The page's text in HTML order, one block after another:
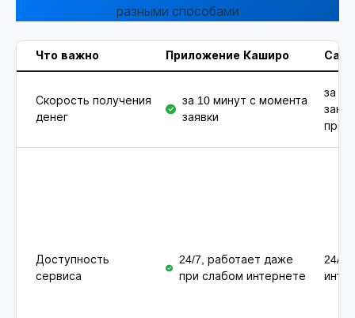
разными способами
Что важно Приложение Каширо
Скорость получения
денег
за 10 минут с момента
заявки
за
при
Доступность
сервиса
24/7, работает даже
при слабом интернете
24/7,